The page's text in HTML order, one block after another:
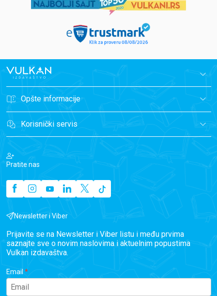
Opšte informacije
Korisnički servis
Pratite nas
Newsletter i Viber
Prijavite se na Newsletter i Viber listu i među prvima
saznajte sve o novim naslovima i aktuelnim popustima
Vulkan izdavaštva.
Email